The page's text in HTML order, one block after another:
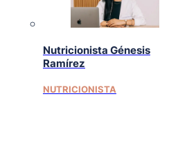
Nutricionista Génesis
Ramírez
NUTRICIONISTA